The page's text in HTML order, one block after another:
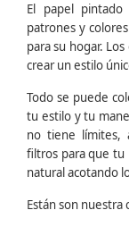
El papel
patrones y
para su hogar.
crear un estilo
Todo se puede
tu estilo y tu
no tiene límites,
filtros para que tu
natural acotando
Están son nuestra